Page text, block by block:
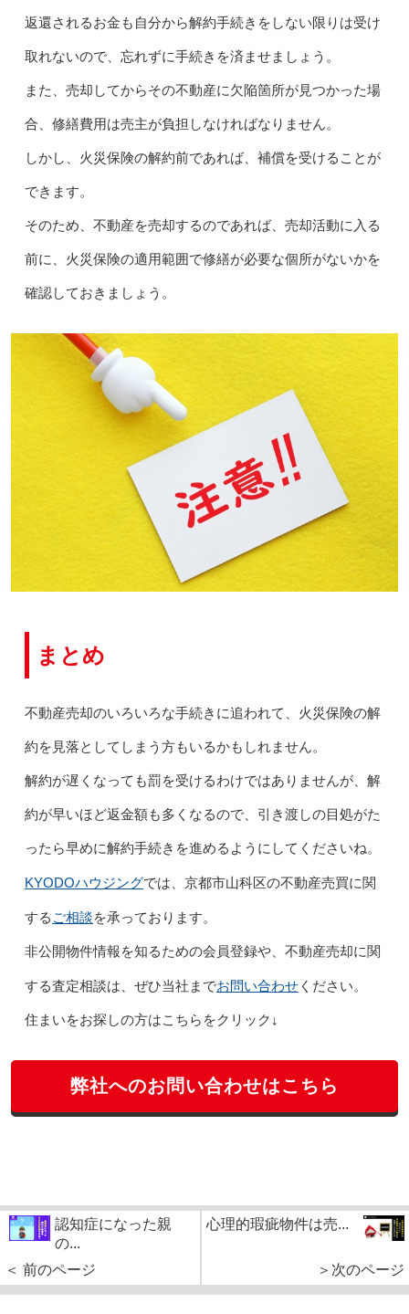
返還されるお金も自分から解約手続きをしない限りは受け
取れないので、忘れずに手続きを済ませましょう。
また、売却してからその不動産に欠陥箇所が見つかった場
合、修繕費用は売主が負担しなければなりません。
しかし、火災保険の解約前であれば、補償を受けることが
できます。
そのため、不動産を売却するのであれば、売却活動に入る
前に、火災保険の適用範囲で修繕が必要な個所がないかを
確認しておきましょう。
まとめ
不動産売却のいろいろな手続きに追われて、火災保険の解
約を見落としてしまう方もいるかもしれません。
解約が遅くなっても罰を受けるわけではありませんが、解
約が早いほど返金額も多くなるので、引き渡しの目処がた
ったら早めに解約手続きを進めるようにしてくださいね。
KYODOハウジングでは、京都市山科区の不動産売買に関
する ご相談を承っております。
非公開物件情報を知るための会員登録や、不動産売却に関
する査定相談は、ぜひ当社までお問い合わせください。
住まいをお探しの方はこちらをクリック↓
弊社へのお問い合わせはこちら
認知症になった親
の...
＜ 前のページ
心理的瑕疵物件は売...
＞次のページ